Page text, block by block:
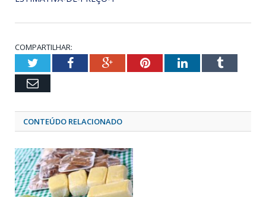
COMPARTILHAR:
TwitterFacebookGoogle+PinterestLinkedInTumblr
Email
CONTEÚDO RELACIONADO